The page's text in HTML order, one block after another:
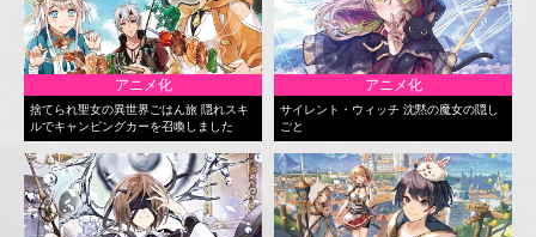
アニメ化
捨てられ聖女の異世界ごはん旅 隠れスキ
ルでキャンピングカーを召喚しました
アニメ化
サイレント・ウィッチ 沈黙の魔女の隠し
ごと